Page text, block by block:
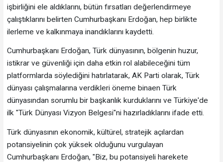
işbirliğini ele aldıklarını, bütün fırsatları değerlendirmeye
çalıştıklarını belirten Cumhurbaşkanı Erdoğan, hep birlikte
ilerleme ve kalkınmaya inandıklarını kaydetti.
Cumhurbaşkanı Erdoğan, Türk dünyasının, bölgenin huzur,
istikrar ve güvenliği için daha etkin rol alabileceğini tüm
platformlarda söylediğini hatırlatarak, AK Parti olarak, Türk
dünyası çalışmalarına verdikleri öneme binaen Türk
dünyasından sorumlu bir başkanlık kurduklarını ve Türkiye'de
ilk "Türk Dünyası Vizyon Belgesi"ni hazırladıklarını ifade etti.
Türk dünyasının ekonomik, kültürel, stratejik açılardan
potansiyelinin çok yüksek olduğunu vurgulayan
Cumhurbaşkanı Erdoğan, "Biz, bu potansiyeli harekete